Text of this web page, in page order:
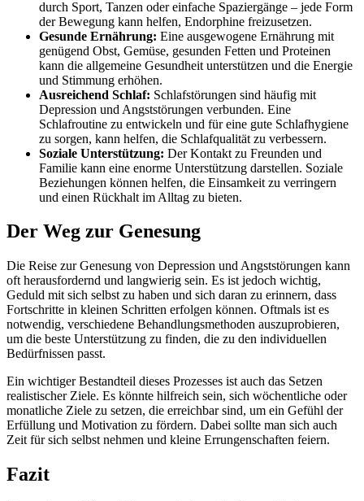
durch Sport, Tanzen oder einfache Spaziergänge – jede Form
der Bewegung kann helfen, Endorphine freizusetzen.
Gesunde Ernährung: Eine ausgewogene Ernährung mit
genügend Obst, Gemüse, gesunden Fetten und Proteinen
kann die allgemeine Gesundheit unterstützen und die Energie
und Stimmung erhöhen.
Ausreichend Schlaf: Schlafstörungen sind häufig mit
Depression und Angststörungen verbunden. Eine
Schlafroutine zu entwickeln und für eine gute Schlafhygiene
zu sorgen, kann helfen, die Schlafqualität zu verbessern.
Soziale Unterstützung: Der Kontakt zu Freunden und
Familie kann eine enorme Unterstützung darstellen. Soziale
Beziehungen können helfen, die Einsamkeit zu verringern
und einen Rückhalt im Alltag zu bieten.
Der Weg zur Genesung
Die Reise zur Genesung von Depression und Angststörungen kann
oft herausfordernd und langwierig sein. Es ist jedoch wichtig,
Geduld mit sich selbst zu haben und sich daran zu erinnern, dass
Fortschritte in kleinen Schritten erfolgen können. Oftmals ist es
notwendig, verschiedene Behandlungsmethoden auszuprobieren,
um die beste Unterstützung zu finden, die zu den individuellen
Bedürfnissen passt.
Ein wichtiger Bestandteil dieses Prozesses ist auch das Setzen
realistischer Ziele. Es könnte hilfreich sein, sich wöchentliche oder
monatliche Ziele zu setzen, die erreichbar sind, um ein Gefühl der
Erfüllung und Motivation zu fördern. Dabei sollte man sich auch
Zeit für sich selbst nehmen und kleine Errungenschaften feiern.
Fazit